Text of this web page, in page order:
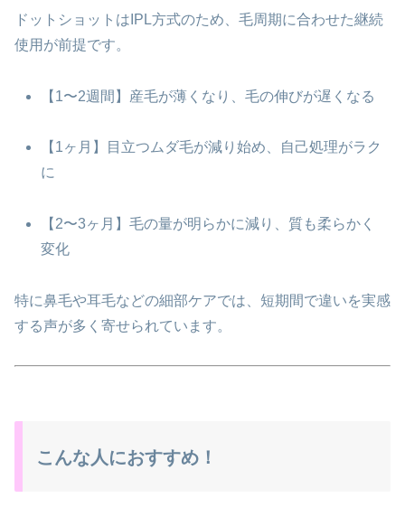
ドットショットはIPL方式のため、毛周期に合わせた継続
使用が前提です。
【1〜2週間】産毛が薄くなり、毛の伸びが遅くなる
【1ヶ月】目立つムダ毛が減り始め、自己処理がラク
に
【2〜3ヶ月】毛の量が明らかに減り、質も柔らかく
変化
特に鼻毛や耳毛などの細部ケアでは、短期間で違いを実感
する声が多く寄せられています。
こんな人におすすめ！